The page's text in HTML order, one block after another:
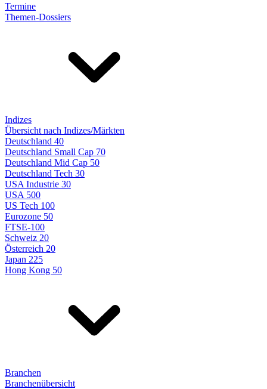
Termine
Themen-Dossiers
Indizes
Übersicht nach Indizes/Märkten
Deutschland 40
Deutschland Small Cap 70
Deutschland Mid Cap 50
Deutschland Tech 30
USA Industrie 30
USA 500
US Tech 100
Eurozone 50
FTSE-100
Schweiz 20
Österreich 20
Japan 225
Hong Kong 50
Branchen
Branchenübersicht